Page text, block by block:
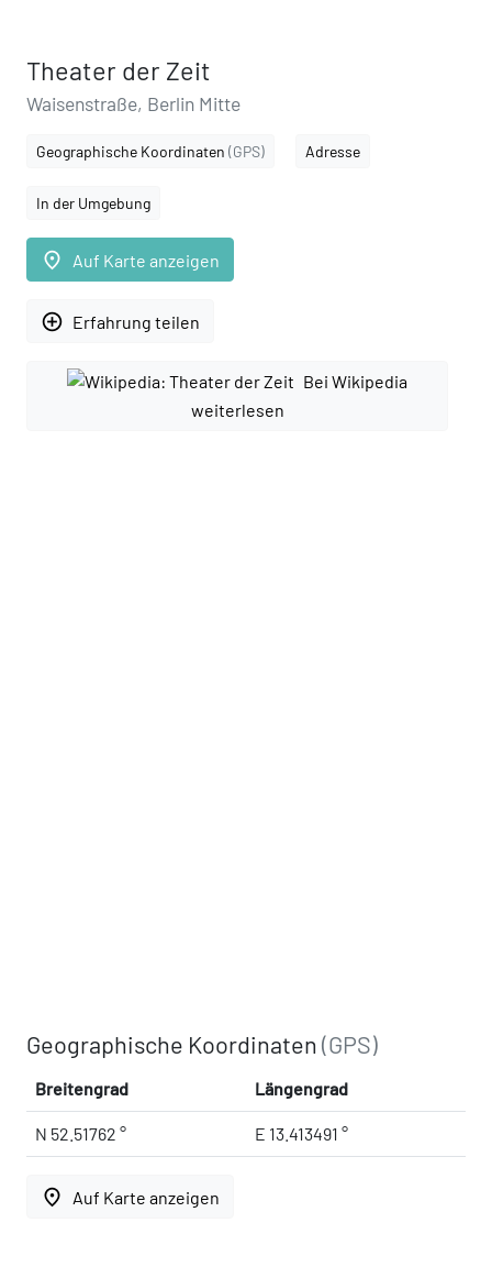
Theater der Zeit
Waisenstraße, Berlin Mitte
Geographische Koordinaten (GPS) Adresse
In der Umgebung
place Auf Karte anzeigen
add_circle_outline Erfahrung teilen
Bei Wikipedia
weiterlesen
Geographische Koordinaten(GPS)
Breitengrad Längengrad
N 52.51762 ° E 13.413491 °
place Auf Karte anzeigen